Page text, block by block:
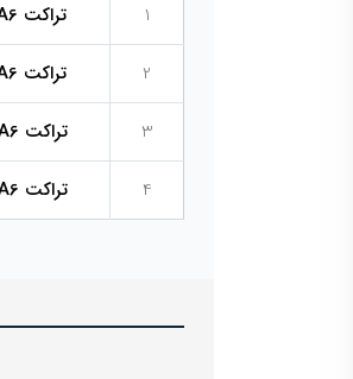
1
تراکت A6 تحریر 80 گرم یکرو
2 تراکت A6 تحریر 80 گرم دورو
3 تراکت A6 تحریر 100 گرم یکرو
4 تراکت A6 تحریر 100 گرم دورو